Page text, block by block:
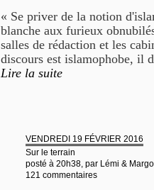
« Se priver de la notion
blanche aux furieux
salles de rédaction et les
discours est islamophobe, il
Lire la suite
VENDREDI 19 FÉVRIER 2016
Sur le terrain
posté à 20h38, par Lémi & Margo
121 commentaires